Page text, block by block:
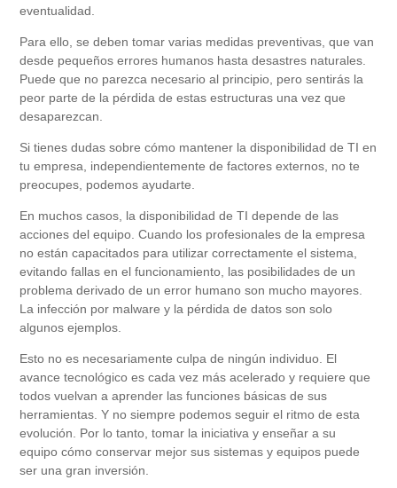
eventualidad.
Para ello, se deben tomar varias medidas preventivas, que van
desde pequeños errores humanos hasta desastres naturales.
Puede que no parezca necesario al principio, pero sentirás la
peor parte de la pérdida de estas estructuras una vez que
desaparezcan.
Si tienes dudas sobre cómo mantener la disponibilidad de TI en
tu empresa, independientemente de factores externos, no te
preocupes, podemos ayudarte.
En muchos casos, la disponibilidad de TI depende de las
acciones del equipo. Cuando los profesionales de la empresa
no están capacitados para utilizar correctamente el sistema,
evitando fallas en el funcionamiento, las posibilidades de un
problema derivado de un error humano son mucho mayores.
La infección por malware y la pérdida de datos son solo
algunos ejemplos.
Esto no es necesariamente culpa de ningún individuo. El
avance tecnológico es cada vez más acelerado y requiere que
todos vuelvan a aprender las funciones básicas de sus
herramientas. Y no siempre podemos seguir el ritmo de esta
evolución. Por lo tanto, tomar la iniciativa y enseñar a su
equipo cómo conservar mejor sus sistemas y equipos puede
ser una gran inversión.